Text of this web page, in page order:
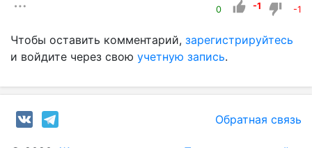
0 -1 -1
Чтобы оставить комментарий, зарегистрируйтесь
и войдите через свою учетную запись.
Обратная связь